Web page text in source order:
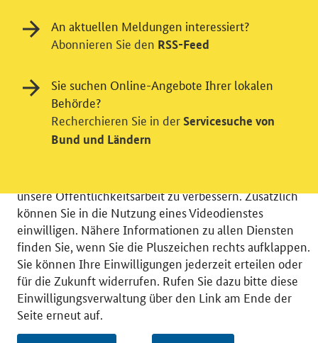
© 2026 Bundesministerium für Wirtschaft und Energie
RSS
Benutzerhinweise
Inhaltsverzeichnis
Impressum
Barrierefreiheit
Datenschutz
Einwilligungsverwaltung
Einwilligung in Tracking und / oder
Videodienst
Wir bitten Sie an dieser Stelle um Ihre Einwilligung für
verschiedene Zusatzdienste unserer Webseite: Wir
unsere Öffentlichkeitsarbeit zu verbessern. Zusätzlich
können Sie in die Nutzung eines Videodienstes
einwilligen. Nähere Informationen zu allen Diensten
finden Sie, wenn Sie die Pluszeichen rechts aufklappen.
Sie können Ihre Einwilligungen jederzeit erteilen oder
für die Zukunft widerrufen. Rufen Sie dazu bitte diese
Einwilligungsverwaltung über den Link am Ende der
Seite erneut auf.
An aktuellen Meldungen interessiert?
Abonnieren Sie den RSS-Feed
Sie suchen Online-Angebote Ihrer lokalen
Behörde?
Recherchieren Sie in der Servicesuche von
Bund und Ländern